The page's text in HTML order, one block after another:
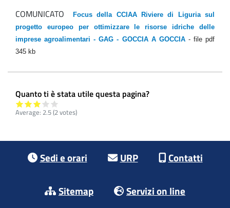
COMUNICATO
Focus della CCIAA Riviere di Liguria sul
progetto europeo per ottimizzare le risorse idriche delle
imprese agroalimentari - GAG - GOCCIA A GOCCIA - file pdf
345 kb
Quanto ti è stata utile questa pagina?
Average: 2.5(2 votes)
Sedi e orari URP Contatti
Sitemap Servizi on line